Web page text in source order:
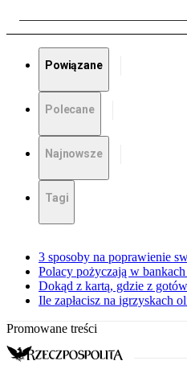
Powiązane
Polecane
Najnowsze
Tagi
3 sposoby na poprawienie
Polacy pożyczają w
Dokąd z kartą, gdzie z
Ile zapłacisz na igrzyskach
Promowane treści